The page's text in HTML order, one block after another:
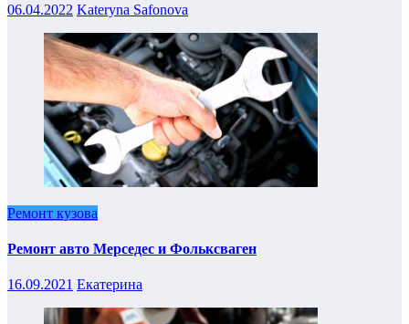
06.04.2022 Kateryna Safonova
Ремонт кузова
Ремонт авто Мерседес и Фольксваген
16.09.2021 Екатерина